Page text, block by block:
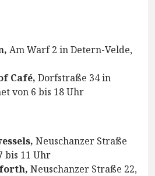
Am Warf 2 in Detern-Velde,
Café, Dorfstraße 34 in
von 6 bis 18 Uhr
Neuschanzer Straße
bis 11 Uhr
Neuschanzer Straße 22,